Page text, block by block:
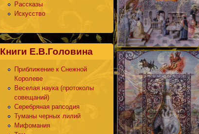
Рассказы
Искусство
Книги Е.В.Головина
Приближение к Снежной
Королеве
Веселая наука (протоколы
совещаний)
Серебряная рапсодия
Туманы черных лилий
Мифомания